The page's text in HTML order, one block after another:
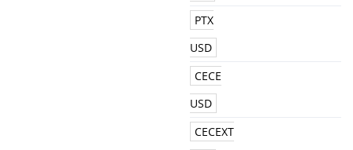
PTX
USD
CECE
USD
CECEXT